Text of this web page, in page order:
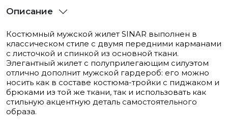
Описание
Костюмный мужской жилет SINAR выполнен в
классическом стиле с двумя передними карманами
с листочкой и спинкой из основной ткани.
Элегантный жилет с полуприлегающим силуэтом
отлично дополнит мужской гардероб: его можно
носить как в составе костюма-тройки с пиджаком и
брюками из той же ткани, так и использовать как
стильную акцентную деталь самостоятельного
образа.